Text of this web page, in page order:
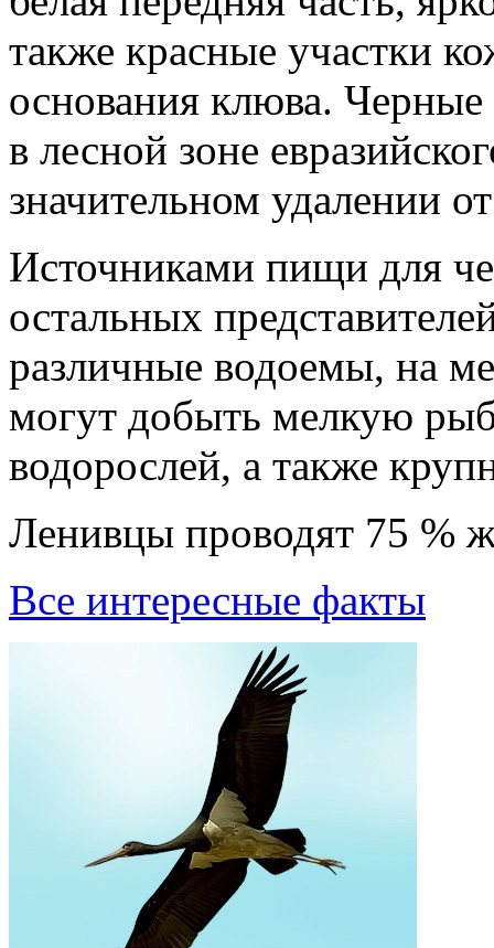
также красные участки
основания клюва. Черные
в лесной зоне
значительном удалении
Источниками пищи для
остальных
различные водоемы, на
могут добыть мелкую
водорослей, а также
Ленивцы пpоводят 75 %
Все интересные факты